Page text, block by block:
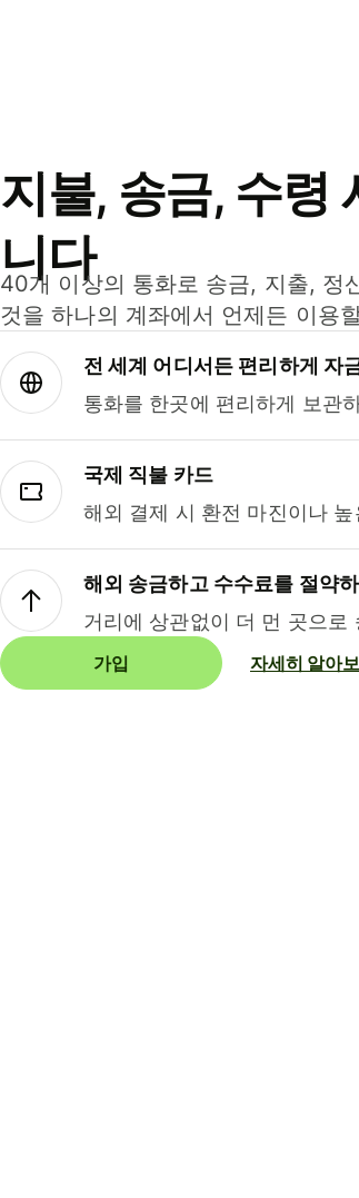
지불, 송금, 수령
니다
40개 이상의 통화로 송금, 지출, 정
것을 하나의 계좌에서 언제든 이용
전 세계 어디서든 편리하게 자
통화를 한곳에 편리하게 보관
국제 직불 카드
해외 결제 시 환전 마진이나
해외 송금하고 수수료를 절약
거리에 상관없이 더 먼 곳으로
가입 자세히 알아